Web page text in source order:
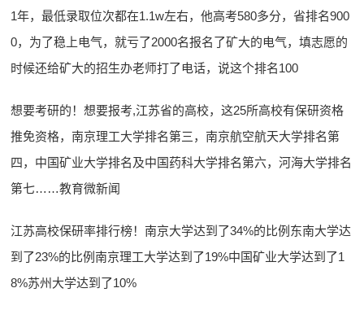
1年，最低录取位次都在1.1w左右，他高考580多分，省排名900
0，为了稳上电气，就亏了2000名报名了矿大的电气，填志愿的
时候还给矿大的招生办老师打了电话，说这个排名100
想要考研的！想要报考,江苏省的高校，这25所高校有保研资格
推免资格，南京理工大学排名第三，南京航空航天大学排名第
四，中国矿业大学排名及中国药科大学排名第六，河海大学排名
第七……教育微新闻
江苏高校保研率排行榜！南京大学达到了34%的比例东南大学达
到了23%的比例南京理工大学达到了19%中国矿业大学达到了1
8%苏州大学达到了10%